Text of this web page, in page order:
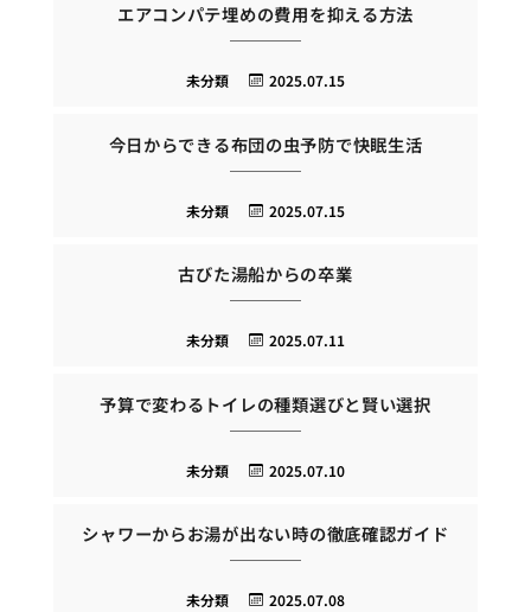
エアコンパテ埋めの費用を抑える方法
2025.07.15
未分類
今日からできる布団の虫予防で快眠生活
2025.07.15
未分類
古びた湯船からの卒業
2025.07.11
未分類
予算で変わるトイレの種類選びと賢い選択
2025.07.10
未分類
シャワーからお湯が出ない時の徹底確認ガイド
2025.07.08
未分類